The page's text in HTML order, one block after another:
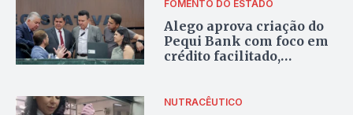
FOMENTO DO ESTADO
Alego aprova criação do
Pequi Bank com foco em
crédito facilitado,
NUTRACÊUTICO